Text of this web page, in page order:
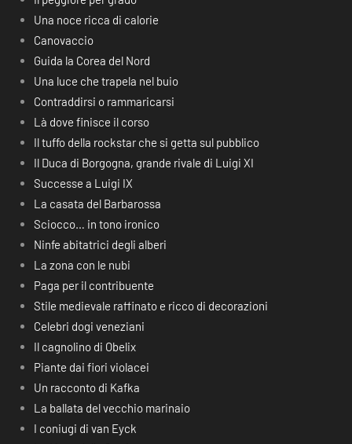
Una noce ricca di calorie
Canovaccio
Guida la Corea del Nord
Una luce che trapela nel buio
Contraddirsi o rammaricarsi
Là dove finisce il corso
Il tuffo della rockstar che si getta sul pubblico
Il Duca di Borgogna, grande rivale di Luigi XI
Successe a Luigi IX
La casata del Barbarossa
Sciocco… in tono ironico
Ninfe abitatrici degli alberi
La zona con le nubi
Paga per il contribuente
Stile medievale raffinato e ricco di decorazioni
Celebri dogi veneziani
Il cagnolino di Obelix
Piante dai fiori violacei
Un racconto di Kafka
La ballata del vecchio marinaio
I coniugi di van Eyck